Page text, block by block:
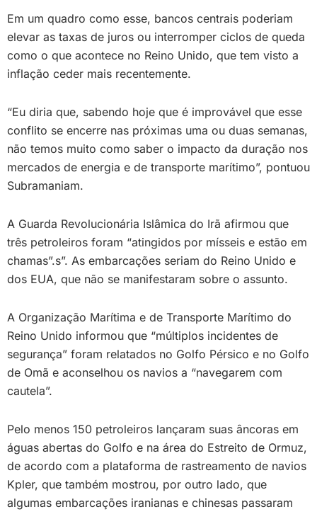
Em um quadro como esse, bancos centrais poderiam
elevar as taxas de juros ou interromper ciclos de queda
como o que acontece no Reino Unido, que tem visto a
inflação ceder mais recentemente.
“Eu diria que, sabendo hoje que é improvável que esse
conflito se encerre nas próximas uma ou duas semanas,
não temos muito como saber o impacto da duração nos
mercados de energia e de transporte marítimo”, pontuou
Subramaniam.
A Guarda Revolucionária Islâmica do Irã afirmou que
três petroleiros foram “atingidos por mísseis e estão em
chamas”.s”. As embarcações seriam do Reino Unido e
dos EUA, que não se manifestaram sobre o assunto.
A Organização Marítima e de Transporte Marítimo do
Reino Unido informou que “múltiplos incidentes de
segurança” foram relatados no Golfo Pérsico e no Golfo
de Omã e aconselhou os navios a “navegarem com
cautela”.
Pelo menos 150 petroleiros lançaram suas âncoras em
águas abertas do Golfo e na área do Estreito de Ormuz,
de acordo com a plataforma de rastreamento de navios
Kpler, que também mostrou, por outro lado, que
algumas embarcações iranianas e chinesas passaram